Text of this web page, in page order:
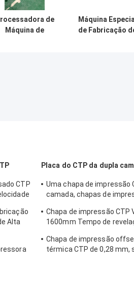
de
Máquina de
Máquina
de Fabricação
CTP
Alta
Placa do CTP da dupla
Uma chapa de impressão
camada, chapas de
Chapa de impressão CTP
1600mm Tempo de
Chapa de impressão
térmica CTP de 0,28 mm,